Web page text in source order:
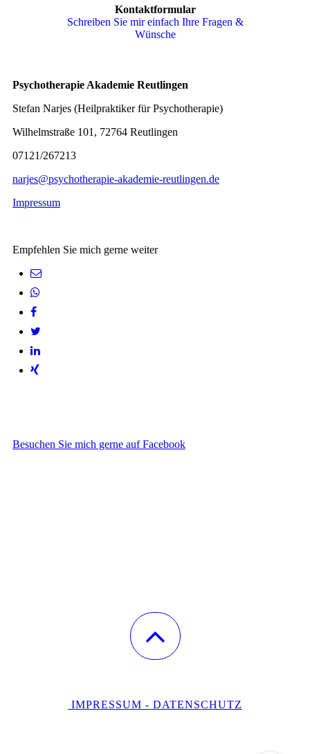
Kontaktformular
Schreiben Sie mir einfach Ihre Fragen &
Wünsche
Psychotherapie Akademie Reutlingen
Stefan Narjes (Heilpraktiker für Psychotherapie)
Wilhelmstraße 101, 72764 Reutlingen
07121/267213
narjes@psychotherapie-akademie-reutlingen.de
Impressum
Empfehlen Sie mich gerne weiter
Besuchen Sie mich gerne auf Facebook
IMPRESSUM - DATENSCHUTZ